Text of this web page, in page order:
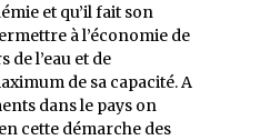
et qu’il fait son
à l’économie de
de l’eau et de
de sa capacité. A
dans le pays on
cette démarche des